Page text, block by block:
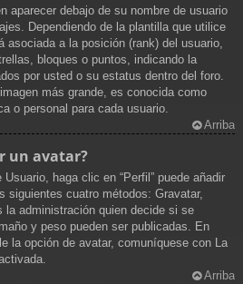
aparecer debajo de su nombre de usuario
Dependiendo de la plantilla que utilice
asociada a la posición (rank) del usuario,
bloques o puntos, indicando la
por usted o su estatus dentro del foro.
más grande, es conocida como
o personal para cada usuario.
Arriba
un avatar?
haga clic en “Perfil” puede añadir
siguientes cuatro métodos: Gravatar,
la administración quien decide si se
y peso pueden ser publicadas. En
la opción de avatar, comuníquese con La
Arriba